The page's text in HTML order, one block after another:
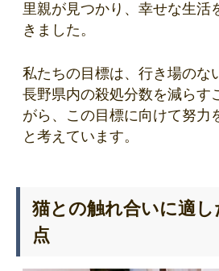
里親が見つかり、幸せな生活
きました。
私たちの目標は、行き場のな
長野県内の殺処分数を減らす
がら、この目標に向けて努力
と考えています。
猫との触れ合いに適
点